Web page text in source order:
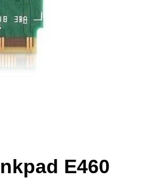
E460